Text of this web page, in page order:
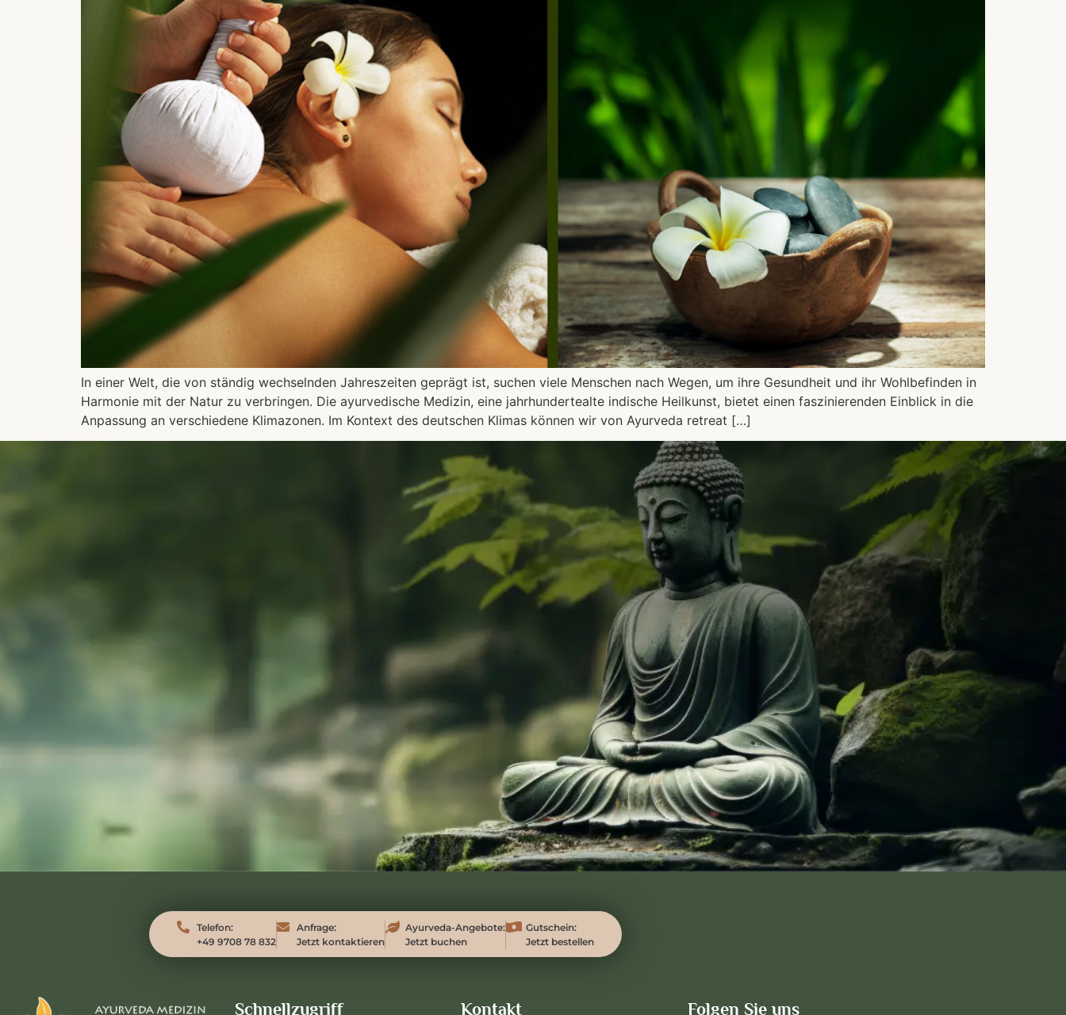
In einer Welt, die von ständig wechselnden Jahreszeiten geprägt ist, suchen viele Menschen nach Wegen, um ihre Gesundheit und ihr Wohlbefinden in
Harmonie mit der Natur zu verbringen. Die ayurvedische Medizin, eine jahrhundertealte indische Heilkunst, bietet einen faszinierenden Einblick in die
Anpassung an verschiedene Klimazonen. Im Kontext des deutschen Klimas können wir von Ayurveda retreat […]
Telefon:
+49 9708 78 832
Anfrage:
Jetzt kontaktieren
Ayurveda-Angebote:
Jetzt buchen
Gutschein:
Jetzt bestellen
Schnellzugriff Kontakt Folgen Sie uns